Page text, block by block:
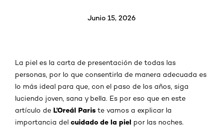
Junio 15, 2026
La piel es la carta de presentación de todas las
personas, por lo que consentirla de manera adecuada es
lo más ideal para que, con el paso de los años, siga
luciendo joven, sana y bella. Es por eso que en este
artículo de L’Oreál Paris te vamos a explicar la
importancia del cuidado de la piel por las noches.